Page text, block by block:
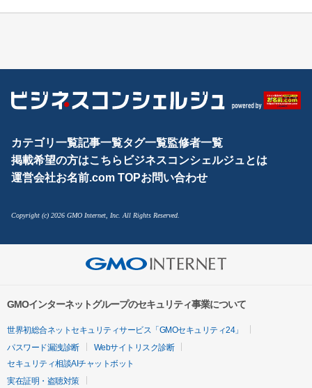
カテゴリ一覧記事一覧タグ一覧監修者一覧
掲載希望の方はこちら ビジネスコンシェルジュとは
運営会社お名前.com TOPお問い合わせ
Copyright (c) 2026 GMO Internet, Inc. All Rights Reserved.
GMOインターネットグループのセキュリティ事業について
世界初総合ネットセキュリティサービス「GMOセキュリティ24」
パスワード漏洩診断
Webサイトリスク診断
セキュリティ相談AIチャットボット
実在証明・盗聴対策